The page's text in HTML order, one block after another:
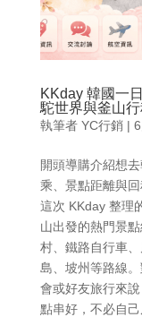
KKday 韓國一
駝世界與釜山
執筆者 YC行銷|
開頭導購介紹想
乘、景點距離與
這次 KKday 整理
山出發的熱門景
村、鐵路自行車
島、坡州等路線
會或好友旅行來
點串好，不必自